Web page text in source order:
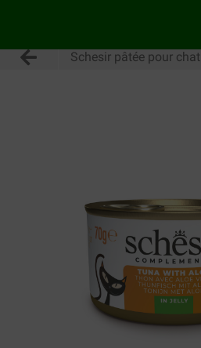
Schesir pâtée pour chat